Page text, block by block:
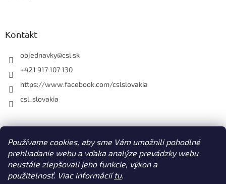
Používame cookies, aby sme Vám umožnili pohodlné
prehliadanie webu a vďaka analýze prevádzky webu
neustále zlepšovali jeho funkcie, výkon a
použitelnosť. Viac informáciítu.
Kontakt
objednavky@csl.sk
+421 917 107 130
https://www.facebook.com/cslslovakia
csl_slovakia
Facebook